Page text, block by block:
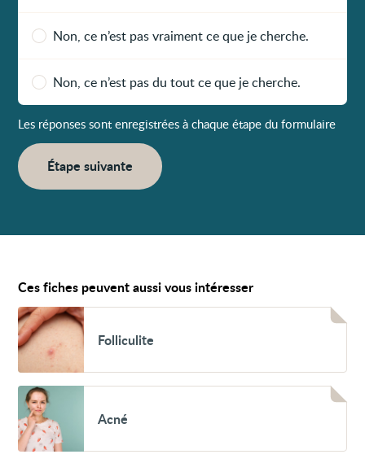
Non, ce n’est pas vraiment ce que je cherche.
Non, ce n’est pas du tout ce que je cherche.
Les réponses sont enregistrées à chaque étape du formulaire
Étape suivante
Ces fiches peuvent aussi vous intéresser
Voir
Folliculite
Folliculite
Voir
Acné
Acné